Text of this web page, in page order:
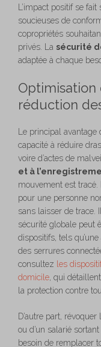
L’impact positif se
soucieuses de
copropriétés
privés. La sécurité
adaptée à chaque
réduction
Le principal avantage
capacité à réduire
voire d’actes de
et à
mouvement est
pour une personne
sans laisser de trace.
sécurité globale peut
dispositifs, tels
des serrures
consultez les
domicile , qui
la protection contre
D’autre part, révoquer
ou d’un salarié
besoin de remplacer